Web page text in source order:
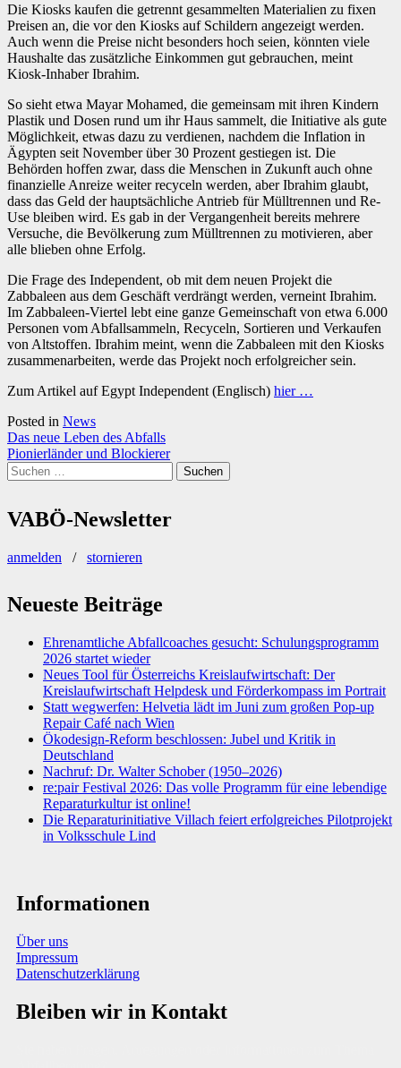
Die Kiosks kaufen die getrennt gesammelten Materialien zu fixen
Preisen an, die vor den Kiosks auf Schildern angezeigt werden.
Auch wenn die Preise nicht besonders hoch seien, könnten viele
Haushalte das zusätzliche Einkommen gut gebrauchen, meint
Kiosk-Inhaber Ibrahim.
So sieht etwa Mayar Mohamed, die gemeinsam mit ihren Kindern
Plastik und Dosen rund um ihr Haus sammelt, die Initiative als gute
Möglichkeit, etwas dazu zu verdienen, nachdem die Inflation in
Ägypten seit November über 30 Prozent gestiegen ist. Die
Behörden hoffen zwar, dass die Menschen in Zukunft auch ohne
finanzielle Anreize weiter recyceln werden, aber Ibrahim glaubt,
dass das Geld der hauptsächliche Antrieb für Mülltrennen und Re-
Use bleiben wird. Es gab in der Vergangenheit bereits mehrere
Versuche, die Bevölkerung zum Mülltrennen zu motivieren, aber
alle blieben ohne Erfolg.
Die Frage des Independent, ob mit dem neuen Projekt die
Zabbaleen aus dem Geschäft verdrängt werden, verneint Ibrahim.
Im Zabbaleen-Viertel lebt eine ganze Gemeinschaft von etwa 6.000
Personen vom Abfallsammeln, Recyceln, Sortieren und Verkaufen
von Altstoffen. Ibrahim meint, wenn die Zabbaleen mit den Kiosks
zusammenarbeiten, werde das Projekt noch erfolgreicher sein.
Zum Artikel auf Egypt Independent (Englisch) hier …
Posted in News
Beitragsnavigation
Das neue Leben des Abfalls
Pionierländer und Blockierer
Suchen
nach:
VABÖ-Newsletter
anmelden / stornieren
Neueste Beiträge
Ehrenamtliche Abfallcoaches gesucht: Schulungsprogramm
2026 startet wieder
Neues Tool für Österreichs Kreislaufwirtschaft: Der
Kreislaufwirtschaft Helpdesk und Förderkompass im Portrait
Statt wegwerfen: Helvetia lädt im Juni zum großen Pop-up
Repair Café nach Wien
Ökodesign-Reform beschlossen: Jubel und Kritik in
Deutschland
Nachruf: Dr. Walter Schober (1950–2026)
re:pair Festival 2026: Das volle Programm für eine lebendige
Reparaturkultur ist online!
Die Reparaturinitiative Villach feiert erfolgreiches Pilotprojekt
in Volksschule Lind
Informationen
Über uns
Impressum
Datenschutzerklärung
Bleiben wir in Kontakt